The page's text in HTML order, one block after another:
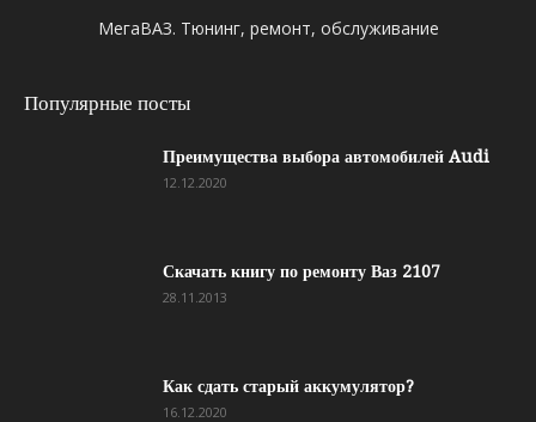
МегаВАЗ. Тюнинг, ремонт, обслуживание
Популярные посты
Преимущества выбора автомобилей Audi
12.12.2020
Скачать книгу по ремонту Ваз 2107
28.11.2013
Как сдать старый аккумулятор?
16.12.2020